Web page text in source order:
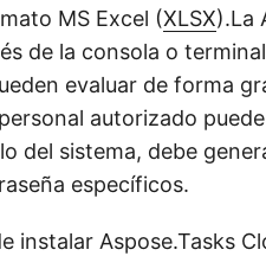
MS Excel (XLSX).La
de la consola o
evaluar de forma
autorizado
del sistema, debe
específicos.
instalar Aspose.Tasks